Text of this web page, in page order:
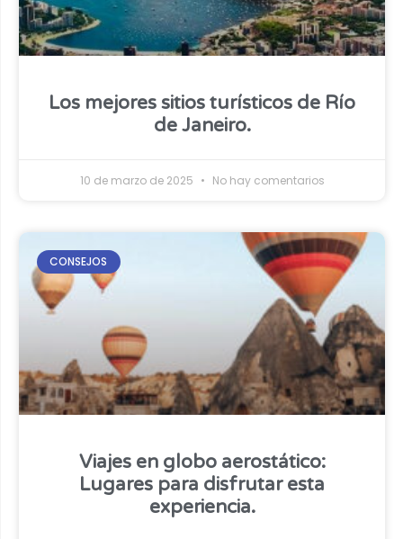
Los mejores sitios turísticos de Río
de Janeiro.
10 de marzo de 2025 No hay comentarios
CONSEJOS
Viajes en globo aerostático:
Lugares para disfrutar esta
experiencia.